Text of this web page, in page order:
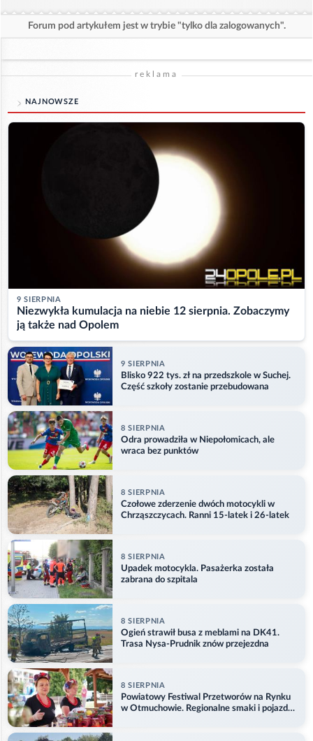
Forum pod artykułem jest w trybie "tylko dla zalogowanych".
reklama
NAJNOWSZE
9 SIERPNIA
Niezwykła kumulacja na niebie 12 sierpnia. Zobaczymy
ją także nad Opolem
9 SIERPNIA
Blisko 922 tys. zł na przedszkole w Suchej.
Część szkoły zostanie przebudowana
8 SIERPNIA
Odra prowadziła w Niepołomicach, ale
wraca bez punktów
8 SIERPNIA
Czołowe zderzenie dwóch motocykli w
Chrząszczycach. Ranni 15-latek i 26-latek
8 SIERPNIA
Upadek motocykla. Pasażerka została
zabrana do szpitala
8 SIERPNIA
Ogień strawił busa z meblami na DK41.
Trasa Nysa-Prudnik znów przejezdna
8 SIERPNIA
Powiatowy Festiwal Przetworów na Rynku
w Otmuchowie. Regionalne smaki i pojazdy